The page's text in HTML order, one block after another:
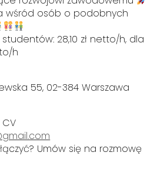
wśród osób o podobnych
28,10 zł netto/h, dla
h
55, 02-384 Warszawa
Umów się na rozmowę